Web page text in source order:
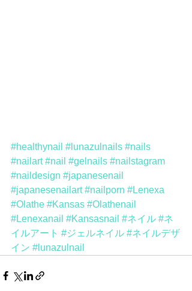
#healthynail #lunazulnails #nails
#nailart #nail #gelnails #nailstagram
#naildesign #japanesenail
#japanesenailart #nailporn #Lenexa
#Olathe #Kansas #Olathenail
#Lenexanail #Kansasnail #ネイル #ネ
イルアート #ジェルネイル #ネイルデザ
イン #lunazulnail